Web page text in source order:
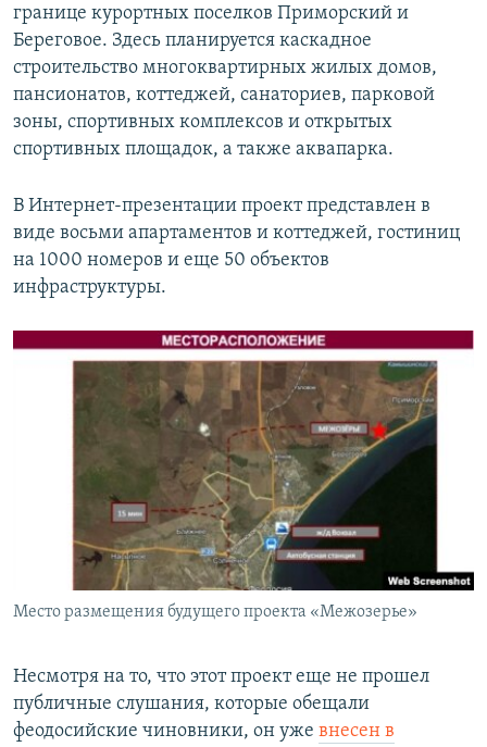
границе курортных поселков Приморский и
Береговое. Здесь планируется каскадное
строительство многоквартирных жилых домов,
пансионатов, коттеджей, санаториев, парковой
зоны, спортивных комплексов и открытых
спортивных площадок, а также аквапарка.
В Интернет-презентации проект представлен в
виде восьми апартаментов и коттеджей, гостиниц
на 1000 номеров и еще 50 объектов
инфраструктуры.
Место размещения будущего проекта «Межозерье»
Несмотря на то, что этот проект еще не прошел
публичные слушания, которые обещали
феодосийские чиновники, он уже внесен в